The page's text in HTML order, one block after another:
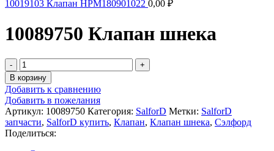
10019103 Клапан HPM180901022 0,00 ₽
10089750 Клапан шнека
Количество
товара
10089750
Клапан
шнека
В корзину
Добавить к сравнению
Добавить в пожелания
Артикул: 10089750 Категория: SalforD Метки: SalforD
запчасти, SalforD купить, Клапан, Клапан шнека, Сэлфорд
Поделиться: